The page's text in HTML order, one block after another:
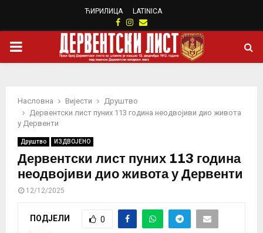
ЋИРИЛИЦА LATINICA
Facebook
Instagram
Email
PRIMARY
Насловна Вијести
Друштво
Дервентски лист пуних 113 година неодвојиви дио живота
у Дервенти
Друштво ИЗДВОЈЕНО
Дервентски лист пуних 113 година
неодвојиви дио живота у Дервенти
12/12/2025
ПОДЈЕЛИ 0